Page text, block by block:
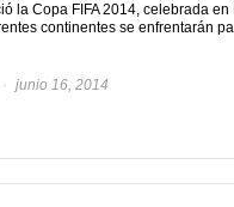
la Copa FIFA 2014, celebrada en
continentes se enfrentarán
junio 16, 2014